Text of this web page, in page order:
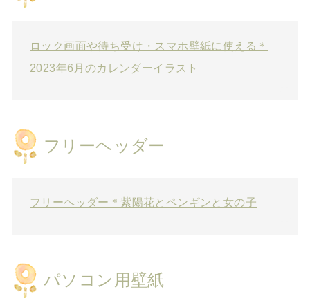
ロック画面や待ち受け・スマホ壁紙に使える＊
2023年6月のカレンダーイラスト
フリーヘッダー
フリーヘッダー＊紫陽花とペンギンと女の子
パソコン用壁紙